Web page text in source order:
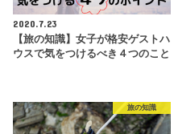
2020.7.23
【旅の知識】女子が格安ゲストハ
ウスで気をつけるべき４つのこと
旅の知識